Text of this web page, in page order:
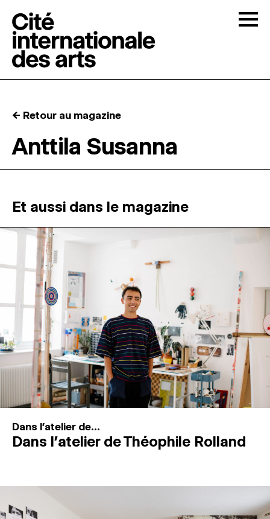
RÉSIDENCES ↓
ATELIERS OUVERTS
PROGRAMMATION
MAGAZINE
ESPACES DE PRATIQUE ARTISTIQUE ↓
Recherche
Connexion
← Retour au magazine
Anttila Susanna
Et aussi dans le magazine
Dans l'atelier de...
Dans l’atelier de Théophile Rolland